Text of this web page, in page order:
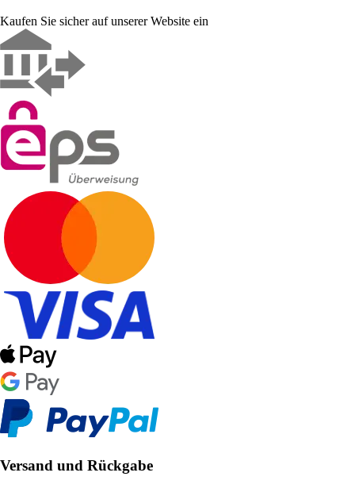
Kaufen Sie sicher auf unserer Website ein
Versand und Rückgabe